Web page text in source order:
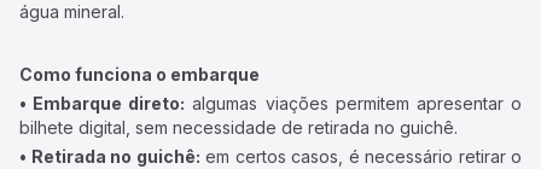
água mineral.
Como funciona o embarque
• Embarque direto: algumas viações permitem apresentar o
bilhete digital, sem necessidade de retirada no guichê.
• Retirada no guichê: em certos casos, é necessário retirar o